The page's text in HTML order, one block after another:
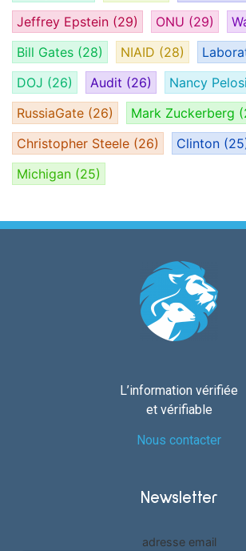
Jeffrey Epstein (29) ONU (29)
Bill Gates (28) NIAID (28)
DOJ (26) Audit (26) Nancy Pelosi
RussiaGate (26) Mark Zuckerberg
Christopher Steele (26) Clinton
Michigan (25)
L’information vérifiée
et vérifiable
Nous contacter
Newsletter
adresse email